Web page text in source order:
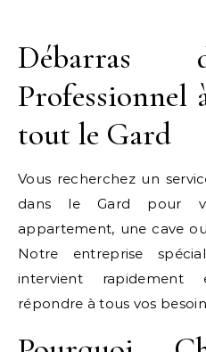
Débarras
Professionnel
tout le Gard
Vous recherchez un
dans le Gard pour
appartement, une cave
Notre entreprise
intervient
répondre à tous vos